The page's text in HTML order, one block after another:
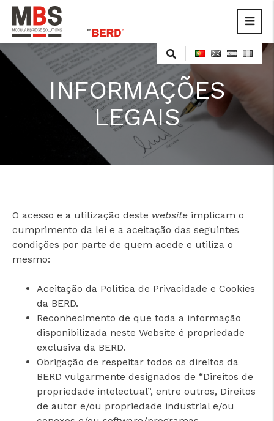
Skip
content
MBS
Modular Bridge Solutions
INFORMAÇÕES
LEGAIS
O acesso e a utilização deste website implicam o
cumprimento da lei e a aceitação das seguintes
condições por parte de quem acede e utiliza o
mesmo:
Aceitação da Política de Privacidade e Cookies
da BERD.
Reconhecimento de que toda a informação
disponibilizada neste Website é propriedade
exclusiva da BERD.
Obrigação de respeitar todos os direitos da
BERD vulgarmente designados de “Direitos de
propriedade intelectual”, entre outros, Direitos
de autor e/ou propriedade industrial e/ou